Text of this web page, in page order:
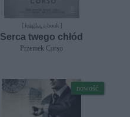
[ książka, e-book ]
Serca twego chłód
Przemek Corso
nowość